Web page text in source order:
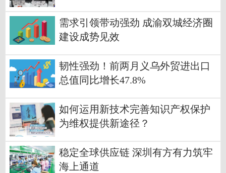
需求引领带动强劲 成渝双城经济圈
建设成势见效
韧性强劲！前两月义乌外贸进出口
总值同比增长47.8%
如何运用新技术完善知识产权保护
为维权提供新途径？
稳定全球供应链 深圳有方有力筑牢
海上通道